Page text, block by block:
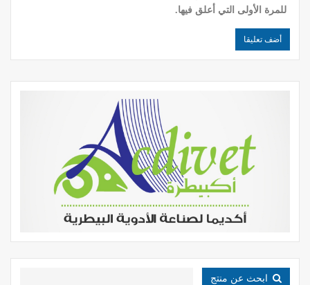
للمرة الأولى التي أعلق فيها.
ابحث عن منتج